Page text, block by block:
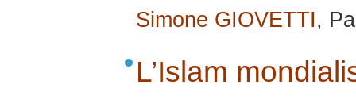
Simone GIOVETTI,
L’Islam